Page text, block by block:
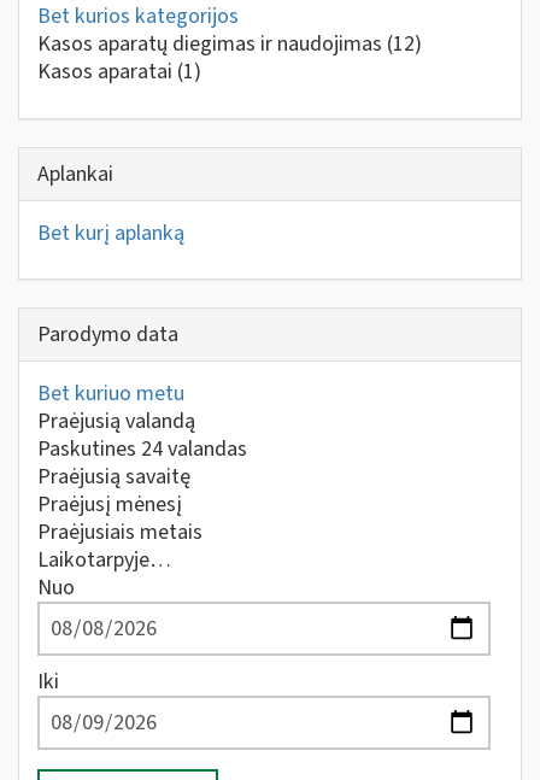
Bet kurios kategorijos
Kasos aparatų diegimas ir naudojimas (12)
Kasos aparatai (1)
Aplankai
Bet kurį aplanką
Parodymo data
Bet kuriuo metu
Praėjusią valandą
Paskutines 24 valandas
Praėjusią savaitę
Praėjusį mėnesį
Praėjusiais metais
Laikotarpyje…
Nuo
Iki